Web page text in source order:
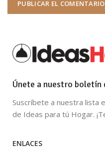
Únete a nuestro boletín
Suscríbete a nuestra lista
de Ideas para tú Hogar.
ENLACES